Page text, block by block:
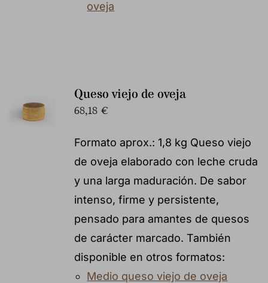
oveja
Queso viejo de oveja
68,18 €
Formato aprox.: 1,8 kg Queso viejo
de oveja elaborado con leche cruda
y una larga maduración. De sabor
intenso, firme y persistente,
pensado para amantes de quesos
de carácter marcado. También
disponible en otros formatos:
Medio queso viejo de oveja